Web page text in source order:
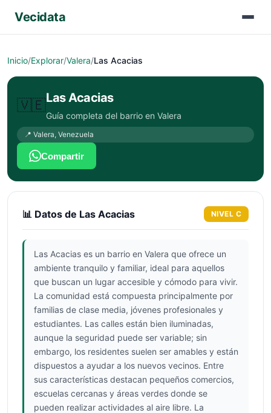
Vecidata
Inicio/Explorar/Valera/Las Acacias
🇻🇪Las Acacias
Guía completa del barrio en Valera
📍 Valera, Venezuela
Compartir
📊 Datos de Las Acacias NIVEL C
Las Acacias es un barrio en Valera que ofrece un
ambiente tranquilo y familiar, ideal para aquellos
que buscan un lugar accesible y cómodo para vivir.
La comunidad está compuesta principalmente por
familias de clase media, jóvenes profesionales y
estudiantes. Las calles están bien iluminadas,
aunque la seguridad puede ser variable; sin
embargo, los residentes suelen ser amables y están
dispuestos a ayudar a los nuevos vecinos. Entre
sus características destacan pequeños comercios,
escuelas cercanas y áreas verdes donde se
pueden realizar actividades al aire libre. La